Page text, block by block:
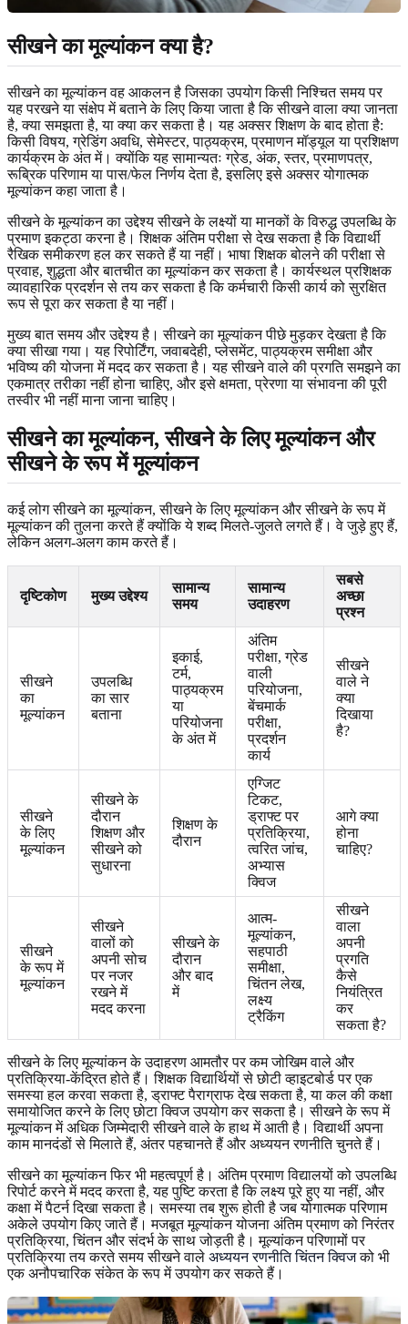
सीखने का मूल्यांकन क्या है?
सीखने का मूल्यांकन वह आकलन है जिसका उपयोग किसी निश्चित समय पर
यह परखने या संक्षेप में बताने के लिए किया जाता है कि सीखने वाला क्या जानता
है, क्या समझता है, या क्या कर सकता है। यह अक्सर शिक्षण के बाद होता है:
किसी विषय, ग्रेडिंग अवधि, सेमेस्टर, पाठ्यक्रम, प्रमाणन मॉड्यूल या प्रशिक्षण
कार्यक्रम के अंत में। क्योंकि यह सामान्यतः ग्रेड, अंक, स्तर, प्रमाणपत्र,
रूब्रिक परिणाम या पास/फेल निर्णय देता है, इसलिए इसे अक्सर योगात्मक
मूल्यांकन कहा जाता है।
सीखने के मूल्यांकन का उद्देश्य सीखने के लक्ष्यों या मानकों के विरुद्ध उपलब्धि के
प्रमाण इकट्ठा करना है। शिक्षक अंतिम परीक्षा से देख सकता है कि विद्यार्थी
रैखिक समीकरण हल कर सकते हैं या नहीं। भाषा शिक्षक बोलने की परीक्षा से
प्रवाह, शुद्धता और बातचीत का मूल्यांकन कर सकता है। कार्यस्थल प्रशिक्षक
व्यावहारिक प्रदर्शन से तय कर सकता है कि कर्मचारी किसी कार्य को सुरक्षित
रूप से पूरा कर सकता है या नहीं।
मुख्य बात समय और उद्देश्य है। सीखने का मूल्यांकन पीछे मुड़कर देखता है कि
क्या सीखा गया। यह रिपोर्टिंग, जवाबदेही, प्लेसमेंट, पाठ्यक्रम समीक्षा और
भविष्य की योजना में मदद कर सकता है। यह सीखने वाले की प्रगति समझने का
एकमात्र तरीका नहीं होना चाहिए, और इसे क्षमता, प्रेरणा या संभावना की पूरी
तस्वीर भी नहीं माना जाना चाहिए।
सीखने का मूल्यांकन, सीखने के लिए मूल्यांकन और
सीखने के रूप में मूल्यांकन
कई लोग सीखने का मूल्यांकन, सीखने के लिए मूल्यांकन और सीखने के रूप में
मूल्यांकन की तुलना करते हैं क्योंकि ये शब्द मिलते-जुलते लगते हैं। वे जुड़े हुए हैं,
लेकिन अलग-अलग काम करते हैं।
दृष्टिकोण मुख्य उद्देश्य
सामान्य
समय
सामान्य
उदाहरण
सबसे
अच्छा
प्रश्न
सीखने
का
मूल्यांकन
उपलब्धि
का सार
बताना
इकाई,
टर्म,
पाठ्यक्रम
या
परियोजना
के अंत में
अंतिम
परीक्षा, ग्रेड
वाली
परियोजना,
बेंचमार्क
परीक्षा,
प्रदर्शन
कार्य
सीखने
वाले ने
क्या
दिखाया
है?
सीखने
के लिए
मूल्यांकन
सीखने के
दौरान
शिक्षण और
सीखने को
सुधारना
शिक्षण के
दौरान
एग्जिट
टिकट,
ड्राफ्ट पर
प्रतिक्रिया,
त्वरित जांच,
अभ्यास
क्विज
आगे क्या
होना
चाहिए?
सीखने
के रूप में
मूल्यांकन
सीखने
वालों को
अपनी सोच
पर नजर
रखने में
मदद करना
सीखने के
दौरान
और बाद
में
आत्म-
मूल्यांकन,
सहपाठी
समीक्षा,
चिंतन लेख,
लक्ष्य
ट्रैकिंग
सीखने
वाला
अपनी
प्रगति
कैसे
नियंत्रित
कर
सकता है?
सीखने के लिए मूल्यांकन के उदाहरण आमतौर पर कम जोखिम वाले और
प्रतिक्रिया-केंद्रित होते हैं। शिक्षक विद्यार्थियों से छोटी व्हाइटबोर्ड पर एक
समस्या हल करवा सकता है, ड्राफ्ट पैराग्राफ देख सकता है, या कल की कक्षा
समायोजित करने के लिए छोटा क्विज उपयोग कर सकता है। सीखने के रूप में
मूल्यांकन में अधिक जिम्मेदारी सीखने वाले के हाथ में आती है। विद्यार्थी अपना
काम मानदंडों से मिलाते हैं, अंतर पहचानते हैं और अध्ययन रणनीति चुनते हैं।
सीखने का मूल्यांकन फिर भी महत्वपूर्ण है। अंतिम प्रमाण विद्यालयों को उपलब्धि
रिपोर्ट करने में मदद करता है, यह पुष्टि करता है कि लक्ष्य पूरे हुए या नहीं, और
कक्षा में पैटर्न दिखा सकता है। समस्या तब शुरू होती है जब योगात्मक परिणाम
अकेले उपयोग किए जाते हैं। मजबूत मूल्यांकन योजना अंतिम प्रमाण को निरंतर
प्रतिक्रिया, चिंतन और संदर्भ के साथ जोड़ती है। मूल्यांकन परिणामों पर
प्रतिक्रिया तय करते समय सीखने वाले अध्ययन रणनीति चिंतन क्विजको भी
एक अनौपचारिक संकेत के रूप में उपयोग कर सकते हैं।